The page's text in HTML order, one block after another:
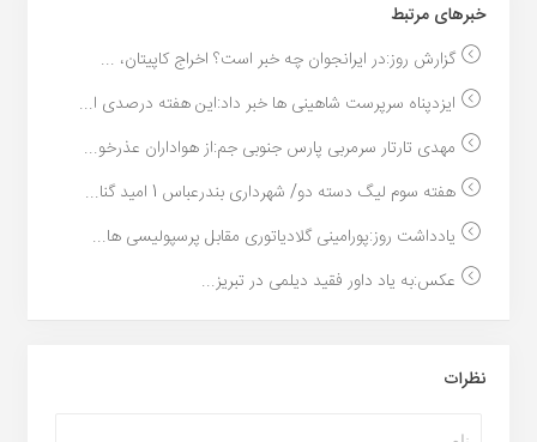
خبر‌های مرتبط
گزارش روز:در ایرانجوان چه خبر است؟ اخراج کاپیتان، ...
ایزدپناه سرپرست شاهینی ها خبر داد:این هفته درصدی ا...
مهدی تارتار سرمربی پارس جنوبی جم:از هواداران عذرخو...
هفته سوم لیگ دسته دو/ شهرداری بندرعباس 1 امید گنا...
یادداشت روز:پورامینی گلادیاتوری مقابل پرسپولیسی ها...
عکس:به یاد داور فقید دیلمی در تبریز...
نظرات